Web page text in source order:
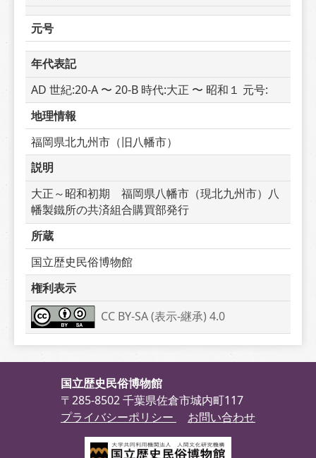
元号
年代表記
AD 世紀:20-A 〜 20-B 時代:大正 〜 昭和１ 元号:
地理情報
福岡県北九州市（旧八幡市）
説明
大正～昭和初期　福岡県八幡市（現北九州市）八
幡製鐵所の共済組合購買部発行
所蔵
国立歴史民俗博物館
権利表示
CC BY-SA (表示-継承) 4.0
国立歴史民俗博物館
〒285-8502 千葉県佐倉市城内町117
プライバシーポリシー
お問い合わせ